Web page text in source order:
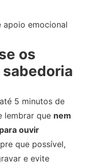
apoio emocional
os
5 minutos de
lembrar que nem
ouvir
que possível,
e evite